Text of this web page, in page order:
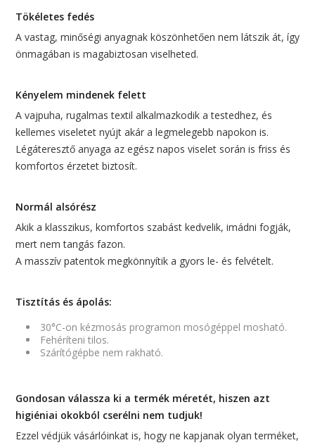
Tökéletes fedés
A vastag, minőségi anyagnak köszönhetően nem látszik át, így
önmagában is magabiztosan viselheted.
Kényelem mindenek felett
A vajpuha, rugalmas textil alkalmazkodik a testedhez, és
kellemes viseletet nyújt akár a legmelegebb napokon is.
Légáteresztő anyaga az egész napos viselet során is friss és
komfortos érzetet biztosít.
Normál alsórész
Akik a klasszikus, komfortos szabást kedvelik, imádni fogják,
mert nem tangás fazon.
A masszív patentok megkönnyítik a gyors le- és felvételt.
Tisztítás és ápolás:
30°C-on kézmosás programon mosógéppel mosható.
Fehéríteni tilos.
Szárítógépbe nem rakható.
Gondosan válassza ki a termék méretét, hiszen azt
higiéniai okokból cserélni nem tudjuk!
Ezzel védjük vásárlóinkat is, hogy ne kapjanak olyan terméket,